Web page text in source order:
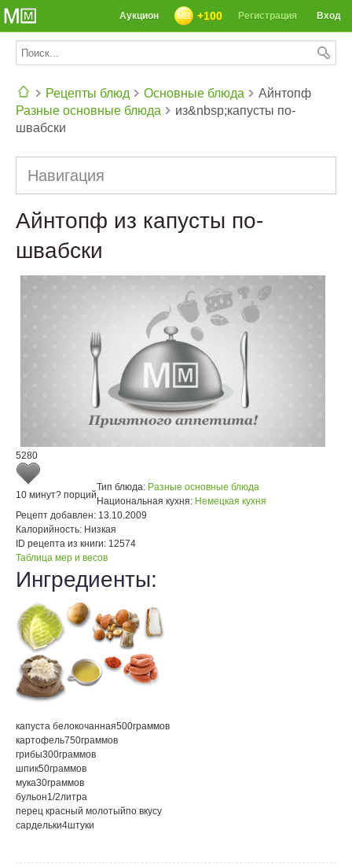
Вход
Регистрация
+100
Аукцион
Рецепты блюд
Основные блюда
Разные основные блюда
Айнтопф
из&nbsp;капусты по-
швабски
Навигация
Айнтопф из капусты по-
швабски
5280
10 минут? порций
Тип блюда: Разные основные блюда
Национальная кухня: Немецкая кухня
Рецепт добавлен: 13.10.2009
Калорийность: Низкая
ID рецепта из книги: 12574
Таблица мер и весов
Ингредиенты:
капуста белокочанная500граммов
картофель750граммов
грибы300граммов
шпик50граммов
мука30граммов
бульон1/2литра
перец красный молотыйпо вкусу
сардельки4штуки